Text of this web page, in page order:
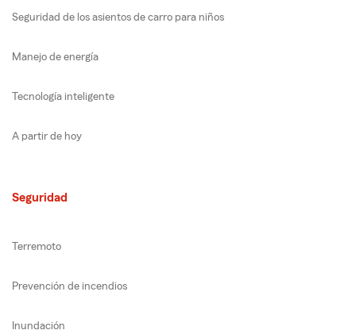
Seguridad de los asientos de carro para niños
Manejo de energía
Tecnología inteligente
A partir de hoy
Seguridad
Terremoto
Prevención de incendios
Inundación